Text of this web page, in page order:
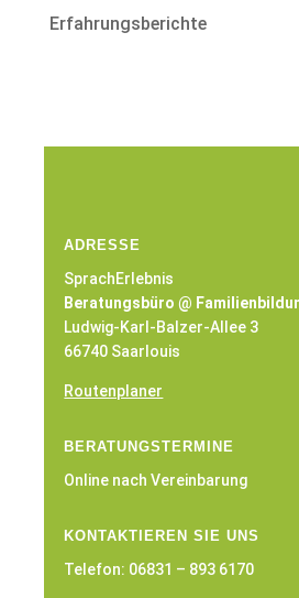
Erfahrungsberichte
ADRESSE
SprachErlebnis
Beratungsbüro @
Ludwig-Karl-Balzer-Allee 3
66740 Saarlouis
Routenplaner
BERATUNGSTERMINE
Online nach Vereinbarung
KONTAKTIEREN SIE UNS
Telefon: 06831 – 893 6170